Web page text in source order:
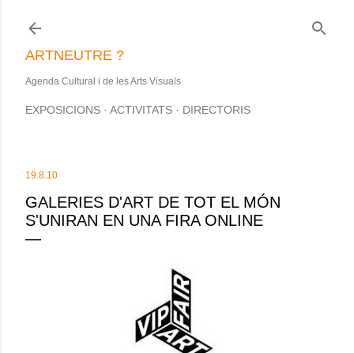
ARTNEUTRE ?
Agenda Cultural i de les Arts Visuals
EXPOSICIONS ACTIVITATS DIRECTORIS
19.8.10
GALERIES D'ART DE TOT EL MÓN
S'UNIRAN EN UNA FIRA ONLINE